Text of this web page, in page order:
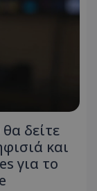
δείτε
και
για το